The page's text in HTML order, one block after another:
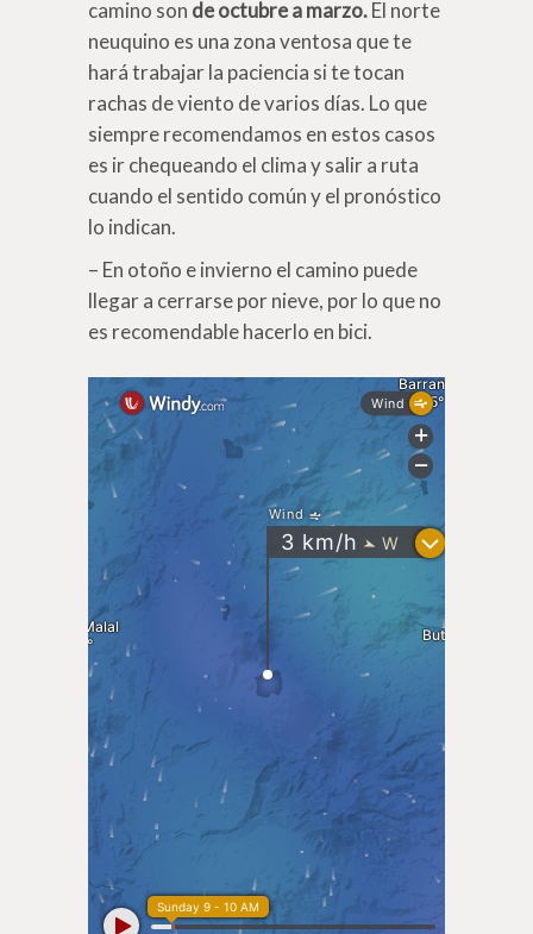
camino son de octubre a marzo.El norte
neuquino es una zona ventosa que te
hará trabajar la paciencia si te tocan
rachas de viento de varios días. Lo que
siempre recomendamos en estos casos
es ir chequeando el clima y salir a ruta
cuando el sentido común y el pronóstico
lo indican.
– En otoño e invierno el camino puede
llegar a cerrarse por nieve, por lo que no
es recomendable hacerlo en bici.